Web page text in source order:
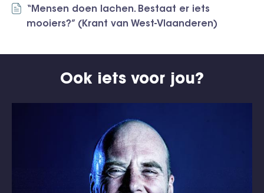
“Mensen doen lachen. Bestaat er iets
mooiers?” (Krant van West-Vlaanderen)
Ook iets voor jou?